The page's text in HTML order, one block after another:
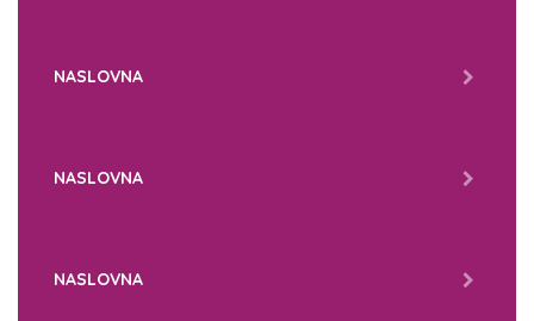
NASLOVNA
NASLOVNA
NASLOVNA